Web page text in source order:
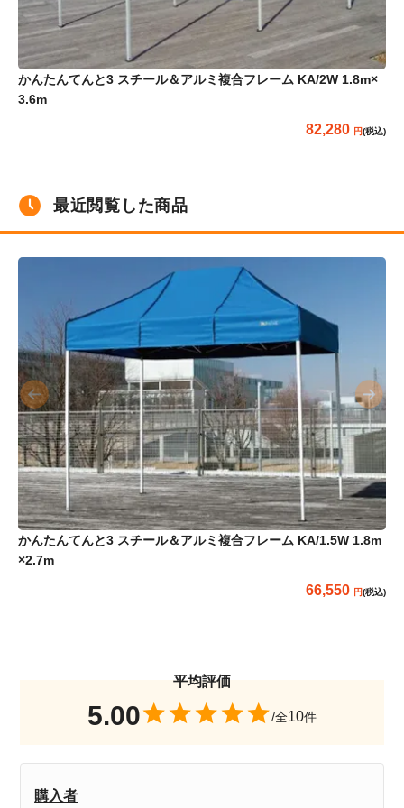
かんたんてんと3 スチール＆アルミ複合フレーム KA/2W 1.8m×
3.6m
82,280 (税込)
最近閲覧した商品
かんたんてんと3 スチール＆アルミ複合フレーム KA/1.5W 1.8m
×2.7m
66,550 (税込)
5.00 10
購入者